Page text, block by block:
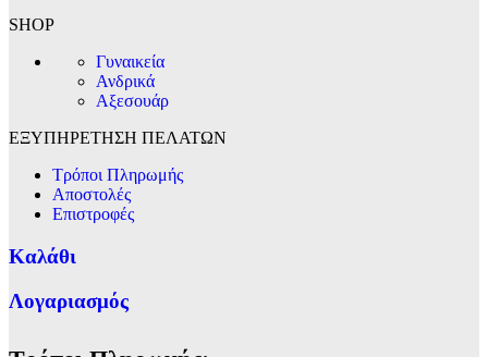
SHOP
Γυναικεία
Ανδρικά
Αξεσουάρ
ΕΞΥΠΗΡΕΤΗΣΗ ΠΕΛΑΤΩΝ
Τρόποι Πληρωμής
Αποστολές
Επιστροφές
Καλάθι
Λογαριασμός